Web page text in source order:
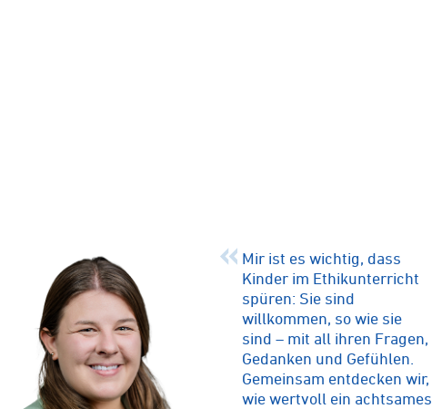
Mir ist es wichtig, dass
Kinder im Ethikunterricht
spüren: Sie sind
willkommen, so wie sie
sind – mit all ihren Fragen,
Gedanken und Gefühlen.
Gemeinsam entdecken wir,
wie wertvoll ein achtsames